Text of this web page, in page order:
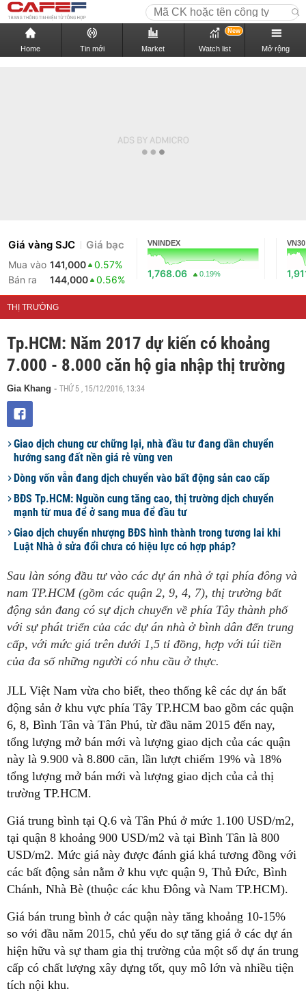
Home Tin mới Market Watch list
New
Mở rộng
Giá vàng SJC Giá bạc
Mua vào 141,000
0.57%
Bán ra
144,000 0.56%
VNINDEX
1,768.06 0.19%
VN30
THỊ TRƯỜNG
Tp.HCM: Năm 2017 dự kiến có khoảng
7.000 - 8.000 căn hộ gia nhập thị trường
Gia Khang - THỨ 5 , 15/12/2016, 13:34
Giao dịch chung cư chững lại, nhà đầu tư đang dần chuyển
hướng sang đất nền giá rẻ vùng ven
Dòng vốn vẫn đang dịch chuyển vào bất động sản cao cấp
BĐS Tp.HCM: Nguồn cung tăng cao, thị trường dịch chuyển
mạnh từ mua để ở sang mua để đầu tư
Giao dịch chuyển nhượng BĐS hình thành trong tương lai khi
Luật Nhà ở sửa đổi chưa có hiệu lực có hợp pháp?
Sau làn sóng đầu tư vào các dự án nhà ở tại phía đông và
nam TP.HCM (gồm các quận 2, 9, 4, 7), thị trường bất
động sản đang có sự dịch chuyển về phía Tây thành phố
với sự phát triển của các dự án nhà ở bình dân đến trung
cấp, với mức giá trên dưới 1,5 tỉ đồng, hợp với túi tiền
của đa số những người có nhu cầu ở thực.
JLL Việt Nam vừa cho biết, theo thống kê các dự án bất
động sản ở khu vực phía Tây TP.HCM bao gồm các quận
6, 8, Bình Tân và Tân Phú, từ đầu năm 2015 đến nay,
tổng lượng mở bán mới và lượng giao dịch của các quận
này là 9.900 và 8.800 căn, lần lượt chiếm 19% và 18%
tổng lượng mở bán mới và lượng giao dịch của cả thị
trường TP.HCM.
Giá trung bình tại Q.6 và Tân Phú ở mức 1.100 USD/m2,
tại quận 8 khoảng 900 USD/m2 và tại Bình Tân là 800
USD/m2. Mức giá này được đánh giá khá tương đồng với
các bất động sản nằm ở khu vực quận 9, Thủ Đức, Bình
Chánh, Nhà Bè (thuộc các khu Đông và Nam TP.HCM).
Giá bán trung bình ở các quận này tăng khoảng 10-15%
so với đầu năm 2015, chủ yếu do sự tăng giá ở các dự án
hiện hữu và sự tham gia thị trường của một số dự án trung
cấp có chất lượng xây dựng tốt, quy mô lớn và nhiều tiện
tích nội khu.